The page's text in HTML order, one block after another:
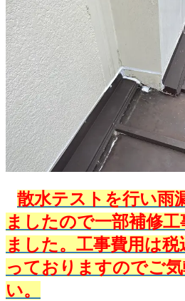
散水テストを行い雨
ましたので一部補修工
ました。工事費用は税
っておりますのでご
い。